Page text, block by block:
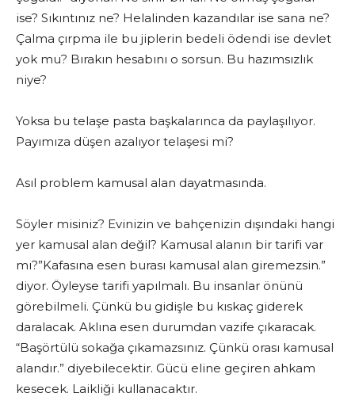
ise? Sıkıntınız ne? Helalinden kazandılar ise sana ne?
Çalma çırpma ile bu jiplerin bedeli ödendi ise devlet
yok mu? Bırakın hesabını o sorsun. Bu hazımsızlık
niye?
Yoksa bu telaşe pasta başkalarınca da paylaşılıyor.
Payımıza düşen azalıyor telaşesi mi?
Asıl problem kamusal alan dayatmasında.
Söyler misiniz? Evinizin ve bahçenizin dışındaki hangi
yer kamusal alan değil? Kamusal alanın bir tarifi var
mı?”Kafasına esen burası kamusal alan giremezsin.”
diyor. Öyleyse tarifi yapılmalı. Bu insanlar önünü
görebilmeli. Çünkü bu gidişle bu kıskaç giderek
daralacak. Aklına esen durumdan vazife çıkaracak.
“Başörtülü sokağa çıkamazsınız. Çünkü orası kamusal
alandır.” diyebilecektir. Gücü eline geçiren ahkam
kesecek. Laikliği kullanacaktır.